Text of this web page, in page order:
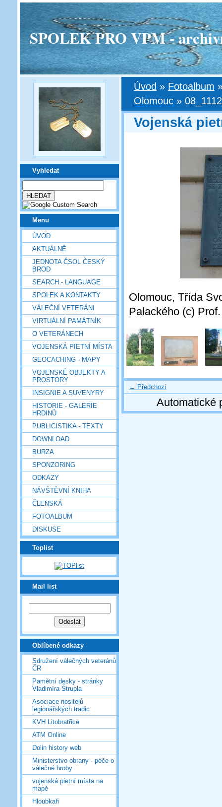
SPOLEK PRO VPM -
Vyhledat
Menu
ÚVOD
AKTUÁLNĚ
JEDNOTA ČSOL ČESKÝ
BROD
SEARCH - LANGUAGE
SPOLEK A KONTAKTY
VÁLEČNÍ VETERÁNI
VIRTUÁLNÍ PAMÁTNÍK
O VETERÁNECH
VOJENSKÁ PIETNÍ MÍSTA
GEOCACHING - MAPY
VOJENSKÉ OBJEKTY A
PROSTORY
INSIGNIE A SUVENYRY
HISTORIE - GALERIE
HRDINŮ
PUBLICISTIKA - TEXTY
DOWNLOAD
BURZA
SPONZORING
ODKAZY
NÁVŠTĚVNÍ KNIHA
ČLENSKÁ
FOTOALBUM
DISKUSE
Toplist
Mail list
Oblíbené odkazy
Sdružení válečných veteránů
ČR
Pamětní desky - stránky
Vladimíra Štrupla
Asociace nositelů
legionářských tradic
KVH Litobratřice
ATM Online
Dolin history web
Ministerstvo obrany - péče o
válečné hroby
vojenská pietní místa na
mapě
Hloubkaři
Úvod » Fotoalbum
Olomouc »
Vojenská
Olomouc, Třída
Palackého (c)
← Předchozí
Automatické